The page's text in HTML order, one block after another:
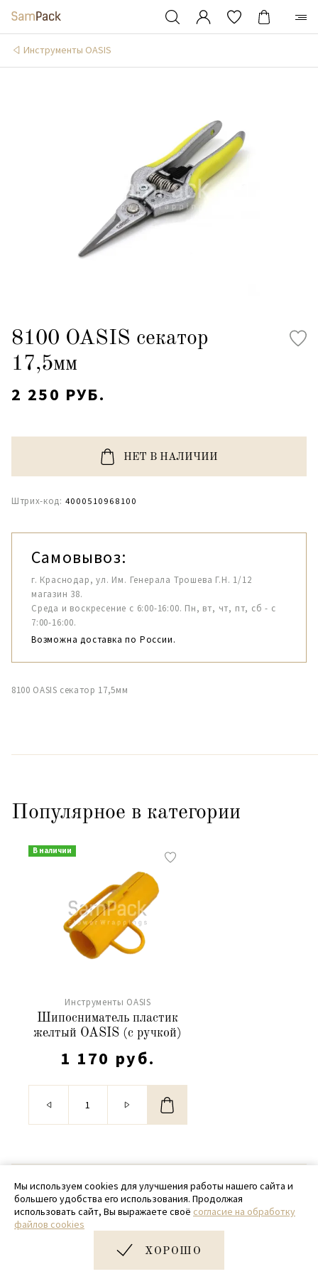
Инструменты OASIS
8100 OASIS секатор
17,5мм
2 250 РУБ.
НЕТ В НАЛИЧИИ
Штрих-код: 4000510968100
Самовывоз:
г. Краснодар, ул. Им. Генерала Трошева Г.Н. 1/12
магазин 38.
Среда и воскресение с 6:00-16:00. Пн, вт, чт, пт, сб - с
7:00-16:00.
Возможна доставка по России.
8100 OASIS секатор 17,5мм
Популярное в категории
В наличии
Инструменты OASIS
Шипосниматель пластик
желтый OASIS (с ручкой)
1 170 руб.
© 2020 - 2026 SamPack
+ 7 (918) 699-97-87
zakaz@sampack.store
Дизайн и разработка сайта
Мы используем cookies для улучшения работы нашего сайта и
большего удобства его использования. Продолжая
использовать сайт, Вы выражаете своё согласие на обработку
файлов cookies
ХОРОШО